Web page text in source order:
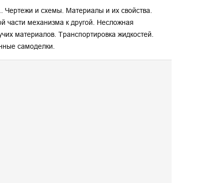
Чертежи и схемы. Материалы и их свойства.
части механизма к другой. Несложная
материалов. Транспортировка жидкостей.
самоделки.